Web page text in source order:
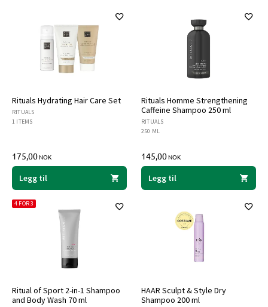
Rituals Hydrating Hair Care Set
RITUALS
1 ITEMS
175,00NOK
Legg til
Rituals Homme Strengthening
Caffeine Shampoo 250 ml
RITUALS
250 ML
145,00NOK
Legg til
Ritual of Sport 2-in-1 Shampoo
and Body Wash 70 ml
4 FOR 3
HAAR Sculpt & Style Dry
Shampoo 200 ml